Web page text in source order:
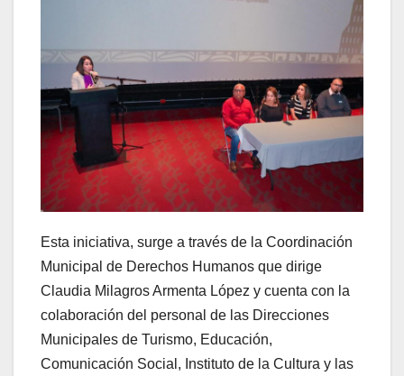
Esta iniciativa, surge a través de la Coordinación
Municipal de Derechos Humanos que dirige
Claudia Milagros Armenta López y cuenta con la
colaboración del personal de las Direcciones
Municipales de Turismo, Educación,
Comunicación Social, Instituto de la Cultura y las